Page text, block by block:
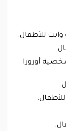
للأطفال.
أورورا